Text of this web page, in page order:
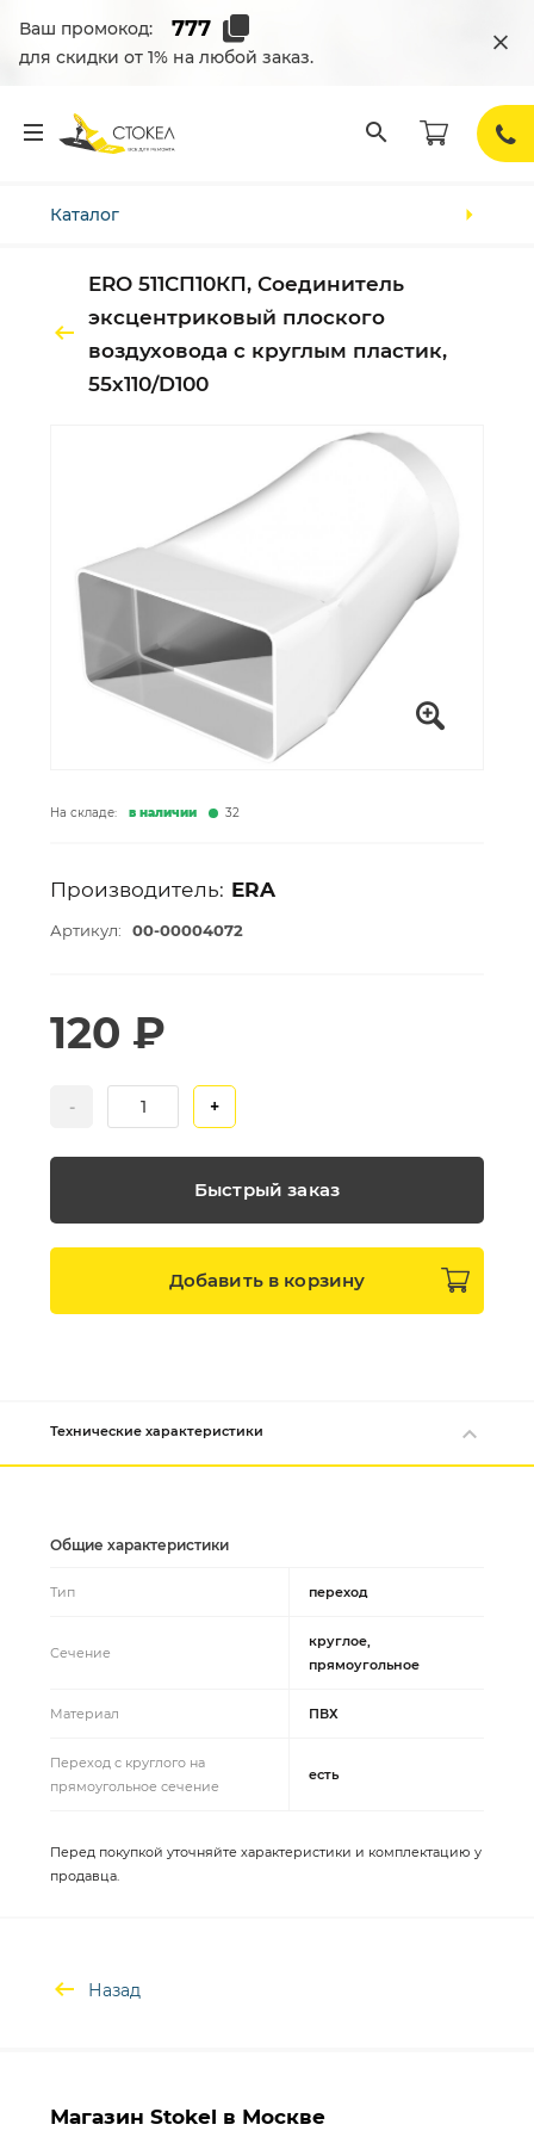
Ваш промокод:
для скидки от 1% на любой заказ.
Каталог
ERO 511СП10КП, Соединитель
эксцентриковый плоского
воздуховода с круглым пластик,
55х110/D100
На складе: в наличии 32
Производитель: ERA
Артикул: 00-00004072
- +
120 ₽
Быстрый заказ
Добавить в корзину
Технические характеристики
Общие характеристики
Тип переход
Сечение
круглое,
прямоугольное
Материал ПВХ
Переход с круглого на
прямоугольное сечение
есть
Перед покупкой уточняйте характеристики и комплектацию у
продавца.
Назад
Магазин Stokel в Москве